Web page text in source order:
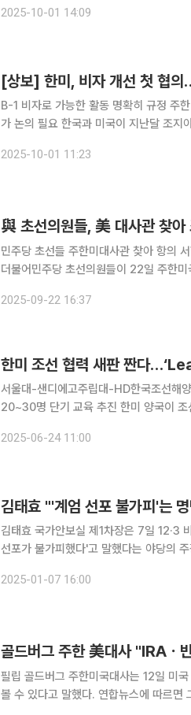
대사관에 비자 관련 소통창구를 설치하는
2025-10-01 14:09
[상보] 한미, 비자 개선 첫 협
B-1 비자로 가능한 활동 명확히 규정 주
가 논의 필요 한국과 미국이 지난달 조지아주 현대차그룹·LG에너지솔루션 합작 배터리 공장 건설
다. 1일 외교부에 따르면 한미 상용방문
2025-10-01 11:23
與 초선의원들, 美 대사관 찾아
민주당 초선들 주한미대사관 찾아 항의
더불어민주당 초선의원들이 22일 주한
강 의원과 김준혁 의원 등 민주당 초선의
2025-09-22 16:37
한미 조선 협력 새판 짠다
서울대-샌디에고주립대-HD한국조선해
20~30명 단기 교육 추진 한미 양국이 조선 분야에서 교육과 연구 중심의 협력 플랫폼을 새롭게 구
장될 전망이다. 산업통상자원부
2025-06-24 11:00
김태효 "'계엄 선포 불가피'는
김태효 국가안보실 제1차장은 7일 12·3
선포가 불가피했다'고 말했다는 야당의 주장
2025-01-07 16:00
골드버그 주한 美대사 "IRAㆍ
필립 골드버그 주한미국대사는 12일 미
볼 수 있다고 말했다. 연합뉴스에 따르면 그는 이날 한국외대 서울캠퍼스 강연에서 "한국이 실제로